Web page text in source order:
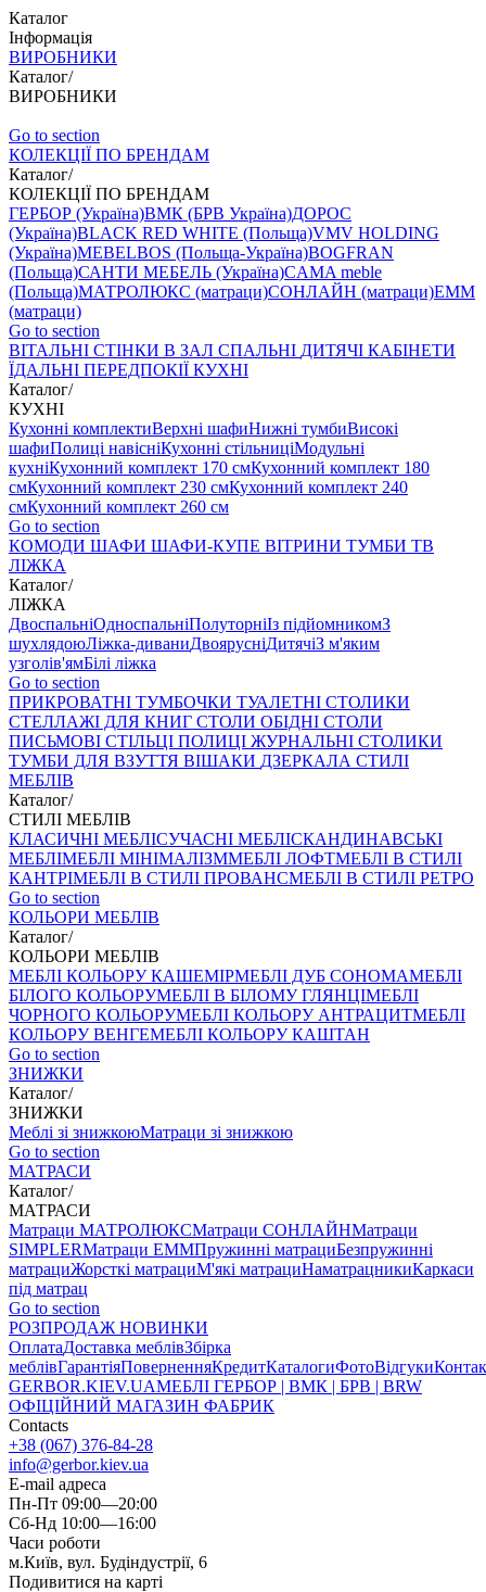
Каталог
Інформація
ВИРОБНИКИ
Каталог/
ВИРОБНИКИ
Go to section
КОЛЕКЦІЇ ПО БРЕНДАМ
Каталог/
КОЛЕКЦІЇ ПО БРЕНДАМ
ГЕРБОР (Україна)ВМК (БРВ Україна)ДОРОС
(Україна)BLACK RED WHITE (Польща)VMV HOLDING
(Україна)MEBELBOS (Польща-Україна)BOGFRAN
(Польща)САНТИ МЕБЕЛЬ (Україна)CAMA meble
(Польща)МАТРОЛЮКС (матраци)СОНЛАЙН (матраци)EMM
(матраци)
Go to section
ВIТАЛЬНI СТІНКИ В ЗАЛ СПАЛЬНІ ДИТЯЧІ КАБІНЕТИ
ЇДАЛЬНI ПЕРЕДПОКІЇ КУХНІ
Каталог/
КУХНІ
Кухонні комплектиВерхні шафиНижні тумбиВисокі
шафиПолиці навісніКухонні стільниціМодульні
кухніКухонний комплект 170 смКухонний комплект 180
смКухонний комплект 230 смКухонний комплект 240
смКухонний комплект 260 см
Go to section
КОМОДИ ШАФИ ШАФИ-КУПЕ ВІТРИНИ ТУМБИ ТВ
ЛІЖКА
Каталог/
ЛІЖКА
ДвоспальніОдноспальніПолуторніІз підйомникомЗ
шухлядоюЛіжка-диваниДвоярусніДитячіЗ м'яким
узголів'ямБілі ліжка
Go to section
ПРИКРОВАТНІ ТУМБОЧКИ ТУАЛЕТНІ СТОЛИКИ
СТЕЛЛАЖІ ДЛЯ КНИГ СТОЛИ ОБІДНІ СТОЛИ
ПИСЬМОВІ СТІЛЬЦI ПОЛИЦІ ЖУРНАЛЬНІ СТОЛИКИ
ТУМБИ ДЛЯ ВЗУТТЯ ВІШАКИ ДЗЕРКАЛА СТИЛІ
МЕБЛІВ
Каталог/
СТИЛІ МЕБЛІВ
КЛАСИЧНІ МЕБЛІСУЧАСНІ МЕБЛІСКАНДИНАВСЬКІ
МЕБЛІМЕБЛІ МІНІМАЛІЗММЕБЛІ ЛОФТМЕБЛІ В СТИЛІ
КАНТРІМЕБЛІ В СТИЛІ ПРОВАНСМЕБЛІ В СТИЛІ РЕТРО
Go to section
КОЛЬОРИ МЕБЛІВ
Каталог/
КОЛЬОРИ МЕБЛІВ
МЕБЛІ КОЛЬОРУ КАШЕМІРМЕБЛІ ДУБ СОНОМАМЕБЛІ
БІЛОГО КОЛЬОРУМЕБЛІ В БІЛОМУ ГЛЯНЦІМЕБЛІ
ЧОРНОГО КОЛЬОРУМЕБЛІ КОЛЬОРУ АНТРАЦИТМЕБЛІ
КОЛЬОРУ ВЕНГЕМЕБЛІ КОЛЬОРУ КАШТАН
Go to section
ЗНИЖКИ
Каталог/
ЗНИЖКИ
Меблі зі знижкоюМатраци зі знижкою
Go to section
МАТРАСИ
Каталог/
МАТРАСИ
Матраци МАТРОЛЮКСМатраци СОНЛАЙНМатраци
SIMPLERМатраци ЕММПружинні матрациБезпружинні
матрациЖорсткі матрациМ'які матрациНаматрацникиКаркаси
під матрац
Go to section
РОЗПРОДАЖ НОВИНКИ
ОплатаДоставка меблівЗбірка
меблівГарантіяПоверненняКредитКаталогиФотоВідгуки
GERBOR.KIEV.UAМЕБЛI ГЕРБОР | ВМК | БРВ | BRW
ОФІЦІЙНИЙ МАГАЗИН ФАБРИК
Contacts
+38 (067) 376-84-28
info@gerbor.kiev.ua
E-mail адреса
Пн-Пт 09:00—20:00
Сб-Нд 10:00—16:00
Часи роботи
м.Київ, вул. Будіндустрії, 6
Подивитися на карті